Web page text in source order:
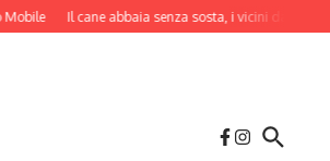
Il cane abbaia senza sosta, i vicini danno